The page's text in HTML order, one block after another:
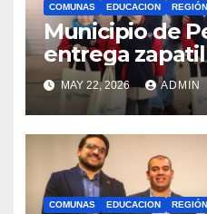
COMUNAS EDUCACION REGIÓN
Municipio de
entrega
estudiantes
Royalty Minero
MAY 22, 2026 ADMIN
COMUNAS EDUCACION REGIÓN